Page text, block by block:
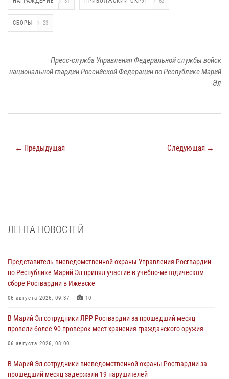
СБОРЫ 23
Пресс-служба Управления Федеральной службы войск
национальной гвардии Российской Федерации по Республике Марий
Эл
← Предыдущая Следующая →
ЛЕНТА НОВОСТЕЙ
Представитель вневедомственной охраны Управления Росгвардии
по Республике Марий Эл принял участие в учебно-методическом
сборе Росгвардии в Ижевске
06 августа 2026, 09:37 10
В Марий Эл сотрудники ЛРР Росгвардии за прошедший месяц
провели более 90 проверок мест хранения гражданского оружия
06 августа 2026, 08:00
В Марий Эл сотрудники вневедомственной охраны Росгвардии за
прошедший месяц задержали 19 нарушителей